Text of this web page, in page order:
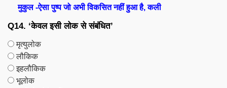
मुकुल -ऐसा पुष्प जो अभी विकसित नहीं हुआ है, कली
Q14. ‘केवल इसी लोक से संबंधित’
मृत्युलोक
लौकिक
इहलौकिक
भूलोक